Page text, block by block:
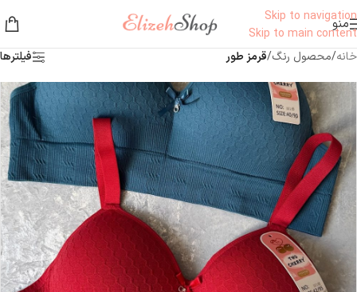
Skip to navigation
Skip to main content
منو
خانه/محصول رنگ/قرمز طور فیلترها